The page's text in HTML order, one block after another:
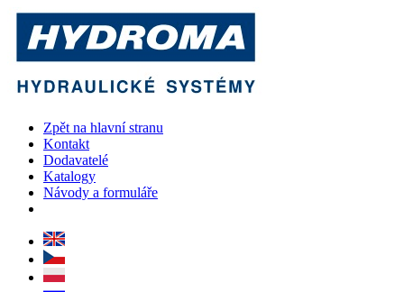
Zpět na hlavní stranu
Kontakt
Dodavatelé
Katalogy
Návody a formuláře